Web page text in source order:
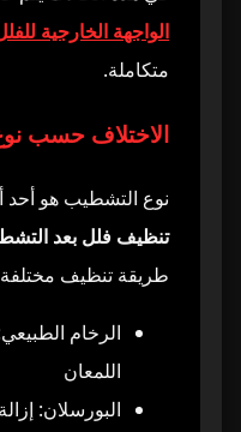
الواجهة الخارجية
متكاملة.
الاختلاف حسب
نوع التشطيب هو أحد
تنظيف فلل بعد
طريقة تنظيف
الرخام
اللمعان
البورسلان: